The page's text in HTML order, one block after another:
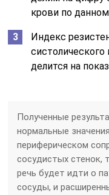
крови по
Индекс
систолического
делится на
Полученные
нормальные
периферическом
сосудистых стенок,
речь будет идти о
сосуды, и